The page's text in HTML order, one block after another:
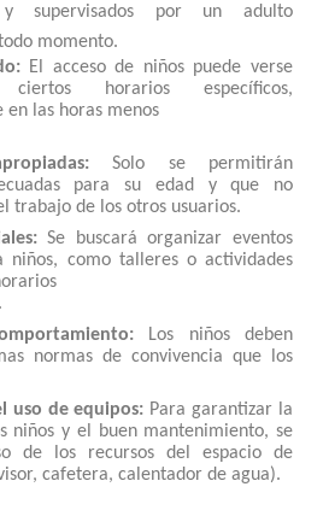
y supervisados por un adulto
momento.
El acceso de niños puede verse
horarios específicos,
las horas menos
Solo se permitirán
para su edad y que no
trabajo de los otros usuarios.
Se buscará organizar eventos
niños, como talleres o actividades
Los niños deben
normas de convivencia que los
uso de equipos: Para garantizar la
niños y el buen mantenimiento, se
de los recursos del espacio de
cafetera, calentador de agua).